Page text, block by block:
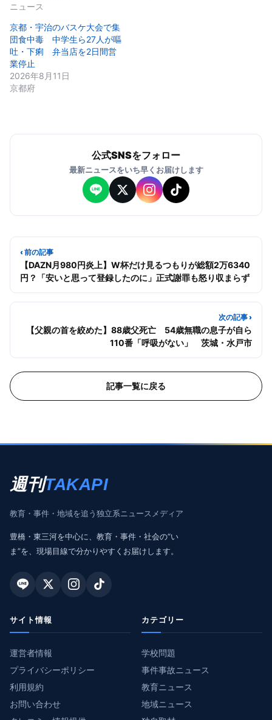
ニュース
京都・宇治のバスケ大会で集
団食中毒 中学生ら27人が嘔
吐・下痢 弁当店を2日間営
業停止
2026年8月11日
京都府
公式SNSをフォロー
最新ニュースをいち早くお届けします
‹ 前の記事
【DAZN月980円炎上】W杯だけ見るつもりが総額2万6340
円？「安いと思って登録したのに」正式謝罪も怒り収まらず
次の記事 ›
【父親の首を絞めた】88歳父死亡 54歳無職の息子が自ら
110番「呼吸がない」 茨城・水戸市
記事一覧に戻る
週刊TAKAPI
教育・事件・地域を追う独立系ニュースメディア
豊橋・東三河を中心に、教育・事件・社会の“い
ま”を、現場目線で分かりやすくお届けします。
サイト情報
運営者情報
プライバシーポリシー
利用規約
お問い合わせ
カテゴリー
学校問題
事件事故ニュース
教育ニュース
地域ニュース